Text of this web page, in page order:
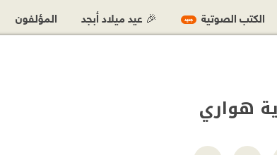
هواري
الكتب الصوتية جديد 🎉 عيد ميلاد أبجد المؤلفون